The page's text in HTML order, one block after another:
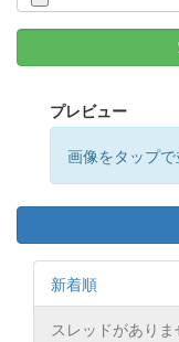
プレビュー
画像をタップ
新着順
スレッドがありま